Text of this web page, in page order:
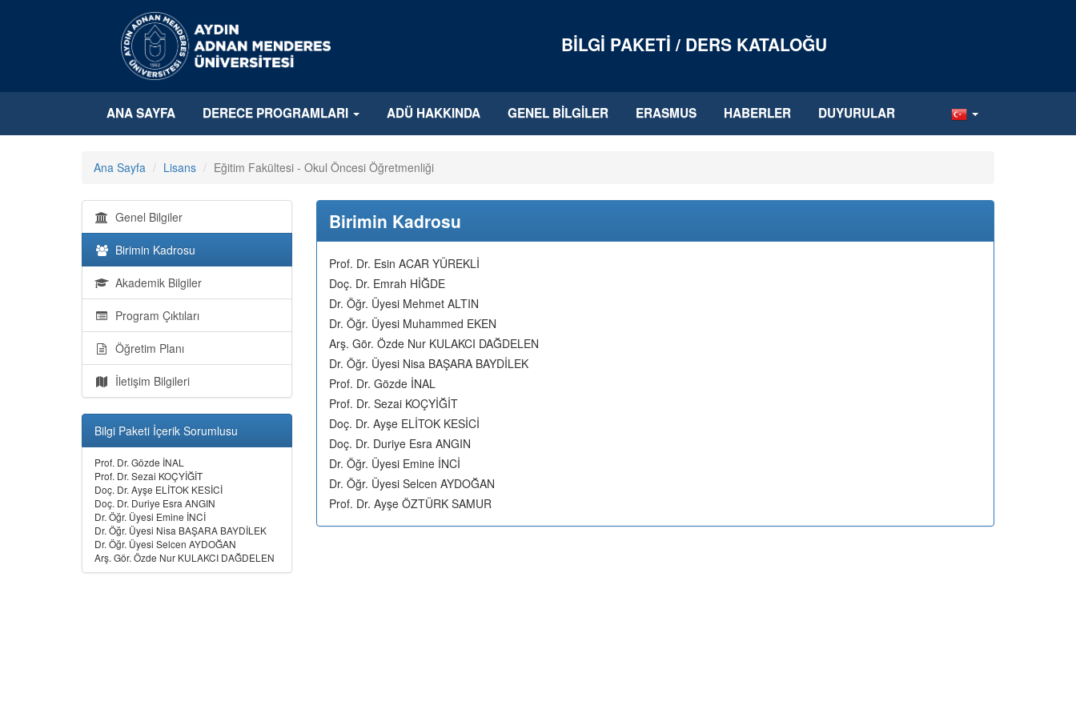
BILGI PAKETI / DERS KATALOĞU
ANA SAYFA DERECE PROGRAMLARI ADÜ HAKKINDA GENEL BILGILER ERASMUS HABERLER DUYURULAR
Ana Sayfa Lisans Eğitim Fakültesi - Okul Öncesi Öğretmenliği
Genel Bilgiler
Birimin Kadrosu
Akademik Bilgiler
Program Çıktıları
Öğretim Planı
İletişim Bilgileri
Bilgi Paketi İçerik Sorumlusu
Prof. Dr. Gözde İNAL
Prof. Dr. Sezai KOÇYİĞİT
Doç. Dr. Ayşe ELİTOK KESİCİ
Doç. Dr. Duriye Esra ANGIN
Dr. Öğr. Üyesi Emine İNCİ
Dr. Öğr. Üyesi Nisa BAŞARA BAYDİLEK
Dr. Öğr. Üyesi Selcen AYDOĞAN
Arş. Gör. Özde Nur KULAKCI DAĞDELEN
Birimin Kadrosu
Prof. Dr. Esin ACAR YÜREKLİ
Doç. Dr. Emrah HİĞDE
Dr. Öğr. Üyesi Mehmet ALTIN
Dr. Öğr. Üyesi Muhammed EKEN
Arş. Gör. Özde Nur KULAKCI DAĞDELEN
Dr. Öğr. Üyesi Nisa BAŞARA BAYDİLEK
Prof. Dr. Gözde İNAL
Prof. Dr. Sezai KOÇYİĞİT
Doç. Dr. Ayşe ELİTOK KESİCİ
Doç. Dr. Duriye Esra ANGIN
Dr. Öğr. Üyesi Emine İNCİ
Dr. Öğr. Üyesi Selcen AYDOĞAN
Prof. Dr. Ayşe ÖZTÜRK SAMUR